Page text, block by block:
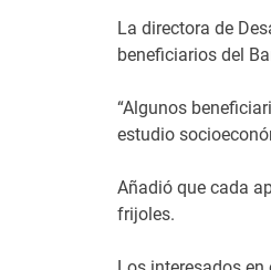
La directora de
beneficiarios del
“Algunos
estudio
Añadió que cada
frijoles.